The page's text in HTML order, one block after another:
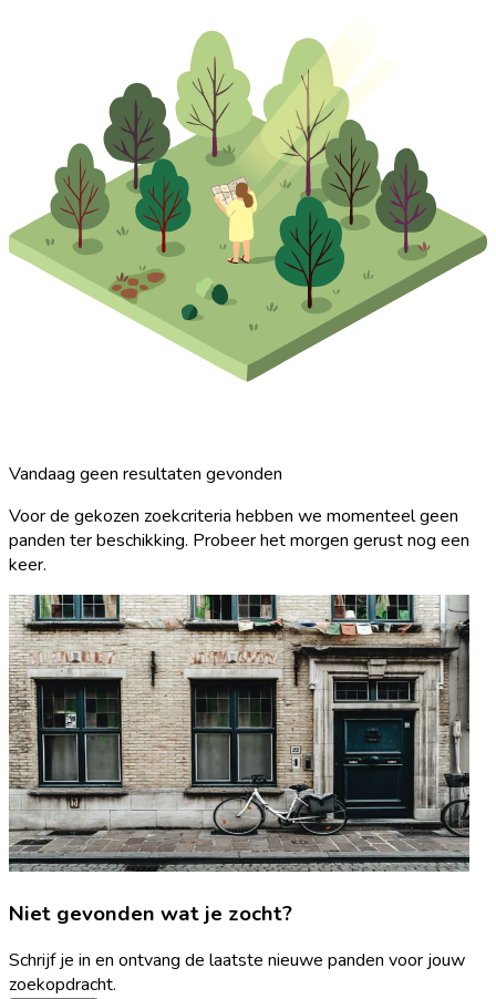
Vandaag geen resultaten gevonden
Voor de gekozen zoekcriteria hebben we momenteel geen
panden ter beschikking. Probeer het morgen gerust nog een
keer.
Niet gevonden wat je zocht?
Schrijf je in en ontvang de laatste nieuwe panden voor jouw
zoekopdracht.